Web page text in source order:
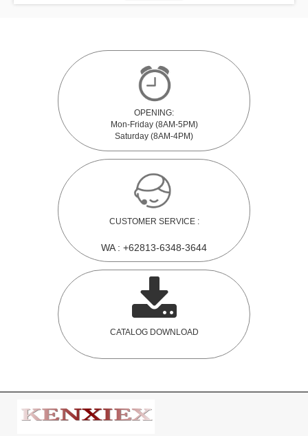
OPENING:
Mon-Friday (8AM-5PM)
Saturday (8AM-4PM)
CUSTOMER SERVICE :
WA : +62813-6348-3644
CATALOG DOWNLOAD